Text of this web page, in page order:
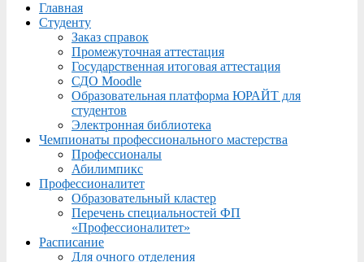
Menu
Главная
Студенту
Заказ справок
Промежуточная аттестация
Государственная итоговая аттестация
СДО Moodle
Образовательная платформа ЮРАЙТ для
студентов
Электронная библиотека
Чемпионаты профессионального мастерства
Профессионалы
Абилимпикс
Профессионалитет
Образовательный кластер
Перечень специальностей ФП
«Профессионалитет»
Расписание
Для очного отделения